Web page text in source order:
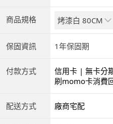
商品規格 烤漆白 80CM
保固資訊 1年保固期
付款方式
信用卡 | 無卡分
聯卡
刷momo卡消費
配送方式 廠商宅配